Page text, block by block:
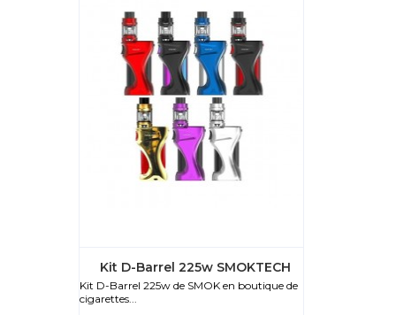
Kit D-Barrel 225w SMOKTECH
Kit D-Barrel 225w de SMOK en boutique de
cigarettes...